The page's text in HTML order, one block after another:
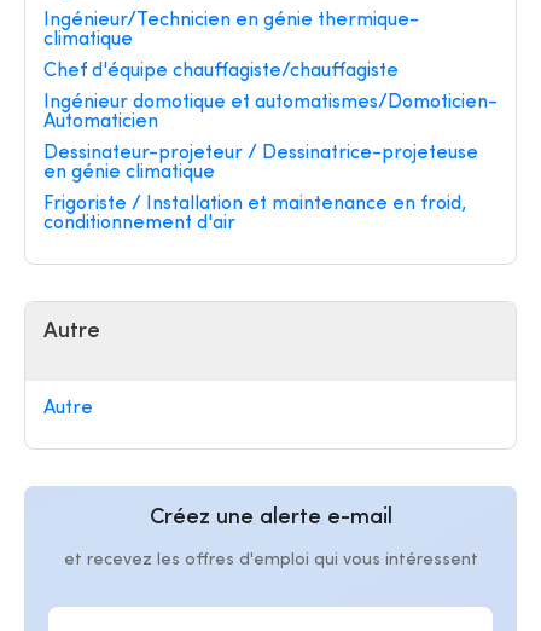
Ingénieur/Technicien en génie thermique-
climatique
Chef d'équipe chauffagiste/chauffagiste
Ingénieur domotique et automatismes/Domoticien-
Automaticien
Dessinateur-projeteur / Dessinatrice-projeteuse
en génie climatique
Frigoriste / Installation et maintenance en froid,
conditionnement d'air
Autre
Autre
Créez une alerte e-mail
et recevez les offres d'emploi qui vous intéressent